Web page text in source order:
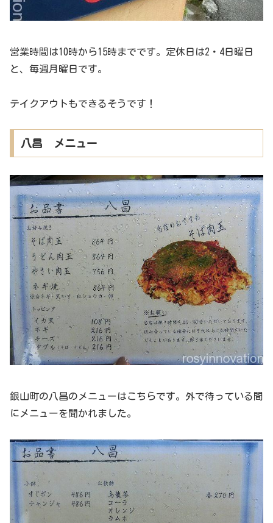
営業時間は10時から15時までです。定休日は2・4日曜日
と、毎週月曜日です。
テイクアウトもできるそうです！
八昌 メニュー
銀山町の八昌のメニューはこちらです。外で待っている間
にメニューを聞かれました。